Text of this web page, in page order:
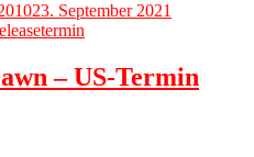
23. September 2021
– US-Termin